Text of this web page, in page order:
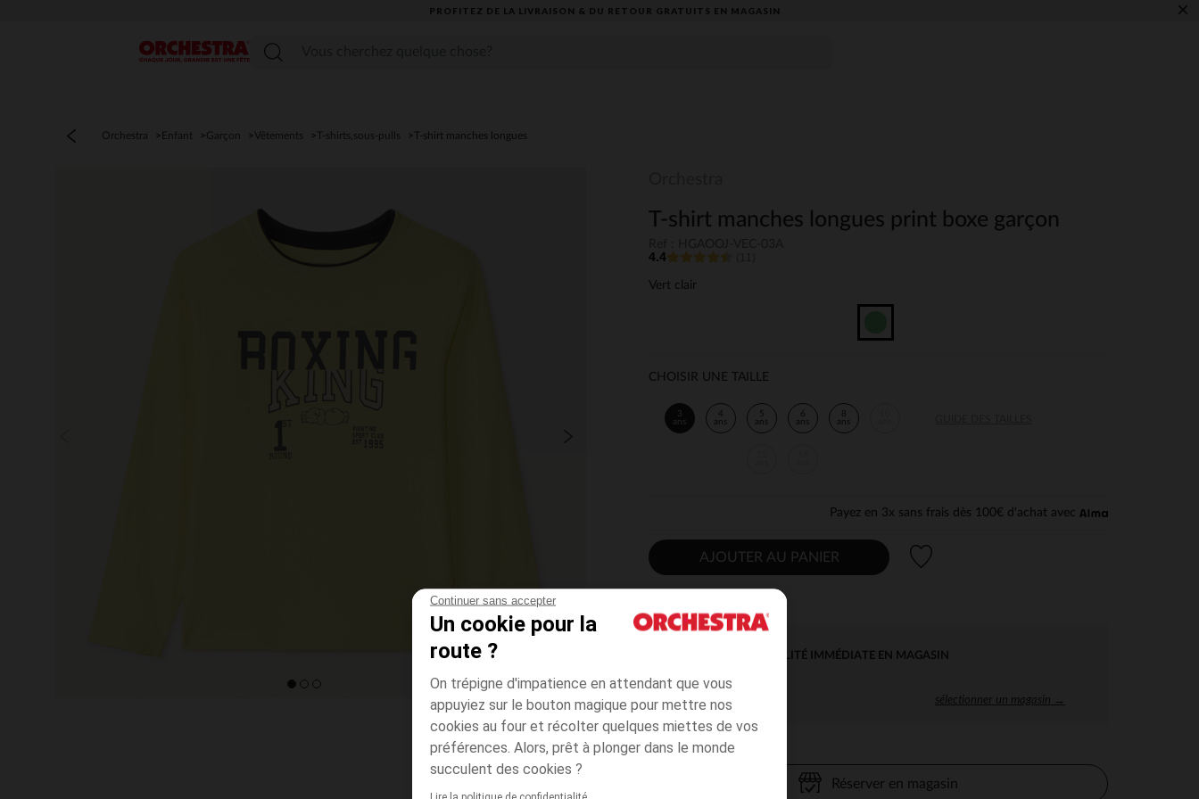
Continuer sans accepter
Un cookie pour la
route ?
On trépigne d'impatience en attendant que vous
appuyiez sur le bouton magique pour mettre nos
cookies au four et récolter quelques miettes de vos
préférences. Alors, prêt à plonger dans le monde
succulent des cookies ?
PROFITEZ DE LA LIVRAISON & DU RETOUR GRATUITS EN MAGASIN​ ×
Menu
Orchestra Enfant Garçon Vêtements T-shirts,sous-pulls T-shirt manches longues
T-shirt manches longues print boxe garçon
4.4
Vert clair
CHOISIR UNE TAILLE
3
ans
4
ans
5
ans
6
ans
8
ans
Payez en 3x sans frais dès 100€ d'achat avec
AJOUTER AU PANIER
DISPONIBILITÉ IMMÉDIATE EN MAGASIN
sélectionner un magasin →
Réserver en magasin